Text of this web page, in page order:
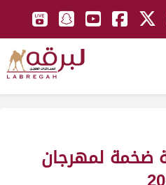
ضخمة لمهرجان